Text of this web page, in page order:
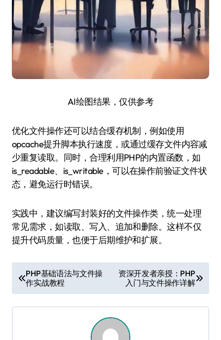
AI绘图结果，仅供参考
优化文件操作还可以结合缓存机制，例如使用
opcache提升脚本执行速度，或通过缓存文件内容减
少重复读取。同时，合理利用PHP的内置函数，如
is_readable、is_writable，可以在操作前验证文件状
态，避免运行时错误。
实践中，建议编写封装好的文件操作类，统一处理
常见需求，如读取、写入、追加和删除。这样不仅
提升代码质量，也便于后期维护和扩展。
章
导
PHP基础语法与文件操
作实战教程
资深开发者亲授：PHP
入门与文件操作详解